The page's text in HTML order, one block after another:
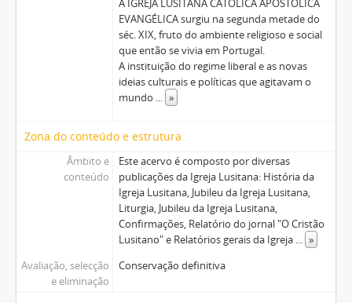
A IGREJA LUSITANA CATÓLICA APOSTÓLICA
EVANGÉLICA surgiu na segunda metade do
séc. XIX, fruto do ambiente religioso e social
que então se vivia em Portugal.
A instituição do regime liberal e as novas
ideias culturais e políticas que agitavam o
mundo ... »
Zona do conteúdo e estrutura
Âmbito e
conteúdo
Este acervo é composto por diversas
publicações da Igreja Lusitana: História da
Igreja Lusitana, Jubileu da Igreja Lusitana,
Liturgia, Jubileu da Igreja Lusitana,
Confirmações, Relatório do jornal "O Cristão
Lusitano" e Relatórios gerais da Igreja ... »
Avaliação, selecção
e eliminação
Conservação definitiva